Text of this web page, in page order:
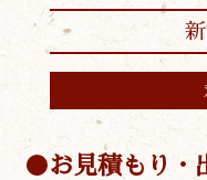
お見積もり・